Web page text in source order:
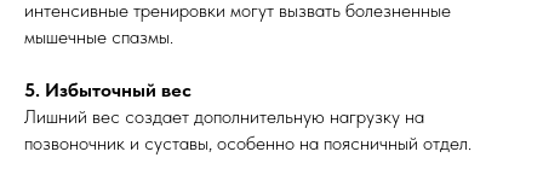
интенсивные тренировки могут вызвать болезненные
мышечные спазмы.
5. Избыточный вес
Лишний вес создает дополнительную нагрузку на
позвоночник и суставы, особенно на поясничный отдел.